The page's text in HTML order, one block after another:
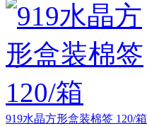
919水晶方形盒装棉签 120/箱